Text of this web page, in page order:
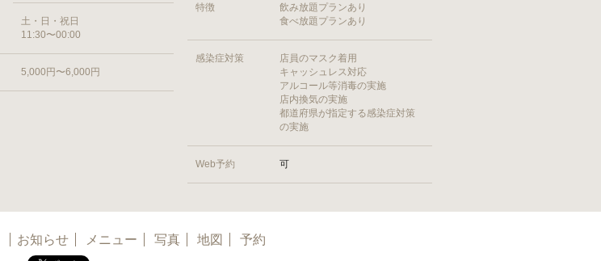
土・日・祝日
11:30〜00:00
5,000円〜6,000円
特徴
飲み放題プランあり
食べ放題プランあり
感染症対策
店員のマスク着用
キャッシュレス対応
アルコール等消毒の実施
店内換気の実施
都道府県が指定する感染症対策
の実施
Web予約 可
お知らせ メニュー 写真 地図 予約